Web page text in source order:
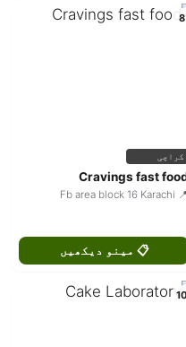
8
کراچی
Cravings fast
📍 Fb area block 16 Karachi
📋 مینو دیکھیں
10